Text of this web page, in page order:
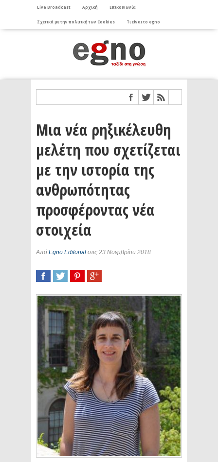
Live Broadcast Αρχική Επικοινωνία
Σχετικά με την πολιτική των Cookies Τι είναι το egno
Μια νέα ρηξικέλευθη
μελέτη που σχετίζεται
με την ιστορία της
ανθρωπότητας
προσφέροντας νέα
στοιχεία
Από Egno Editorial στις 23 Νοεμβρίου 2018